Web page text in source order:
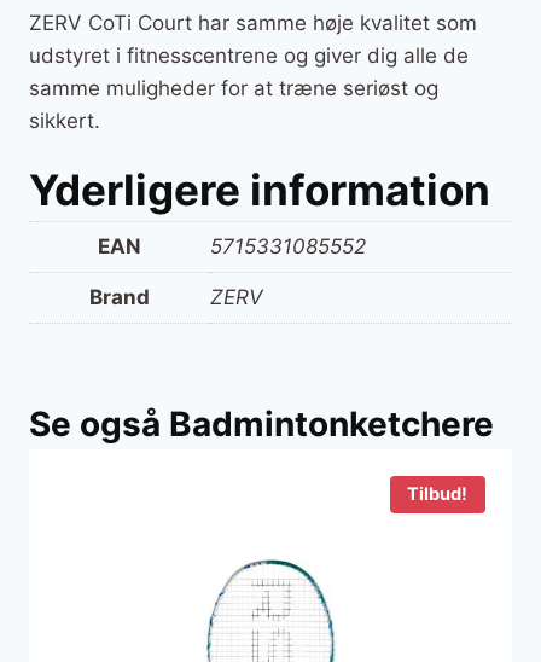
ZERV CoTi Court har samme høje kvalitet som
udstyret i fitnesscentrene og giver dig alle de
samme muligheder for at træne seriøst og
sikkert.
Yderligere information
EAN 5715331085552
Brand ZERV
Se også Badmintonketchere
Tilbud!